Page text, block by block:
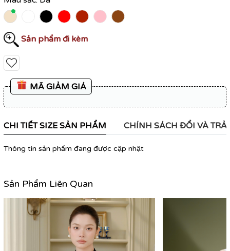
Sản phẩm đi kèm
MÃ GIẢM GIÁ
CHI TIẾT SIZE SẢN PHẨM CHÍNH SÁCH ĐỔI VÀ TRẢ
Thông tin sản phẩm đang được cập nhật
Sản Phẩm Liên Quan